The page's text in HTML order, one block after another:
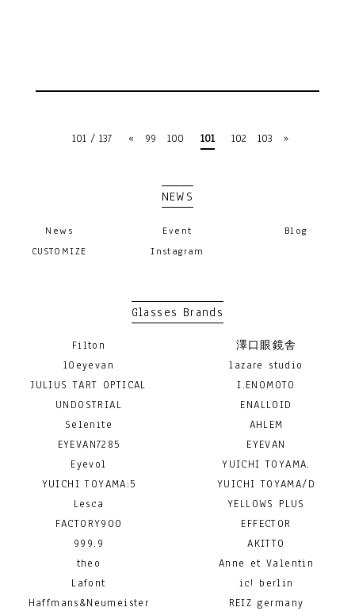
101 / 137 « 99 100 101 102 103 »
NEWS
News Event
Blog
CUSTOMIZE
Instagram
Glasses Brands
Filton
澤口眼鏡舎
10eyevan
lazare studio
JULIUS TART OPTICAL
I.ENOMOTO
UNDOSTRIAL
ENALLOID
Selenite
AHLEM
EYEVAN7285
EYEVAN
Eyevol
YUICHI TOYAMA.
YUICHI TOYAMA:5
YUICHI TOYAMA/D
Lesca
YELLOWS PLUS
FACTORY900
EFFECTOR
999.9
AKITTO
theo
Anne et Valentin
Lafont
ic! berlin
Haffmans&Neumeister
REIZ germany